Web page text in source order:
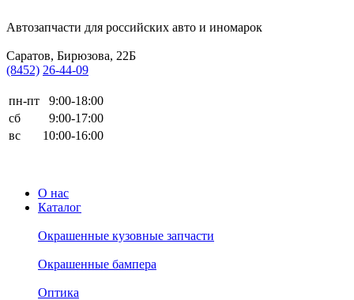
Автозапчасти для российских авто и иномарок
Саратов, Бирюзова, 22Б
(8452) 26-44-09
пн-пт
9:00-18:00
сб
9:00-17:00
вс
10:00-16:00
О нас
Каталог
Окрашенные кузовные запчасти
Окрашенные бампера
Оптика